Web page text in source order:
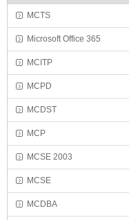
MCTS
Microsoft Office 365
MCITP
MCPD
MCDST
MCP
MCSE 2003
MCSE
MCDBA